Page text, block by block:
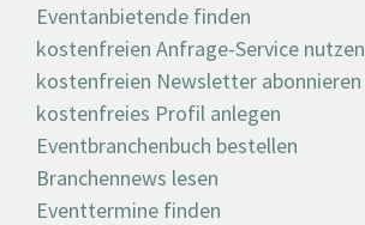
Eventanbietende finden
kostenfreien Anfrage-Service nutzen
kostenfreien Newsletter abonnieren
kostenfreies Profil anlegen
Eventbranchenbuch bestellen
Branchennews lesen
Eventtermine finden